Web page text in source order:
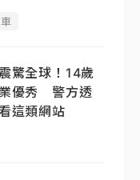
驚全球！14歲
優秀 警方透
這類網站